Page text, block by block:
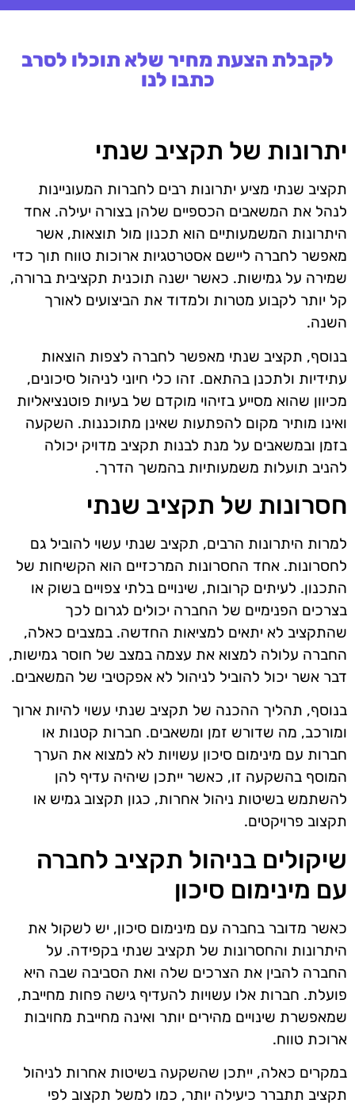
לקבלת הצעת מחיר שלא תוכלו לסרב
כתבו לנו
יתרונות של תקציב שנתי
תקציב שנתי מציע יתרונות רבים לחברות המעוניינות
לנהל את המשאבים הכספיים שלהן בצורה יעילה. אחד
היתרונות המשמעותיים הוא תכנון מול תוצאות, אשר
מאפשר לחברה ליישם אסטרטגיות ארוכות טווח תוך כדי
שמירה על גמישות. כאשר ישנה תוכנית תקציבית ברורה,
קל יותר לקבוע מטרות ולמדוד את הביצועים לאורך
השנה.
בנוסף, תקציב שנתי מאפשר לחברה לצפות הוצאות
עתידיות ולתכנן בהתאם. זהו כלי חיוני לניהול סיכונים,
מכיוון שהוא מסייע בזיהוי מוקדם של בעיות פוטנציאליות
ואינו מותיר מקום להפתעות שאינן מתוכננות. השקעה
בזמן ובמשאבים על מנת לבנות תקציב מדויק יכולה
להניב תועלות משמעותיות בהמשך הדרך.
חסרונות של תקציב שנתי
למרות היתרונות הרבים, תקציב שנתי עשוי להוביל גם
לחסרונות. אחד החסרונות המרכזיים הוא הקשיחות של
התכנון. לעיתים קרובות, שינויים בלתי צפויים בשוק או
בצרכים הפנימיים של החברה יכולים לגרום לכך
שהתקציב לא יתאים למציאות החדשה. במצבים כאלה,
החברה עלולה למצוא את עצמה במצב של חוסר גמישות,
דבר אשר יכול להוביל לניהול לא אפקטיבי של המשאבים.
בנוסף, תהליך ההכנה של תקציב שנתי עשוי להיות ארוך
ומורכב, מה שדורש זמן ומשאבים. חברות קטנות או
חברות עם מינימום סיכון עשויות לא למצוא את הערך
המוסף בהשקעה זו, כאשר ייתכן שיהיה עדיף להן
להשתמש בשיטות ניהול אחרות, כגון תקצוב גמיש או
תקצוב פרויקטים.
שיקולים בניהול תקציב לחברה
עם מינימום סיכון
כאשר מדובר בחברה עם מינימום סיכון, יש לשקול את
היתרונות והחסרונות של תקציב שנתי בקפידה. על
החברה להבין את הצרכים שלה ואת הסביבה שבה היא
פועלת. חברות אלו עשויות להעדיף גישה פחות מחייבת,
שמאפשרת שינויים מהירים יותר ואינה מחייבת מחויבות
ארוכת טווח.
במקרים כאלה, ייתכן שהשקעה בשיטות אחרות לניהול
תקציב תתברר כיעילה יותר, כמו למשל תקצוב לפי